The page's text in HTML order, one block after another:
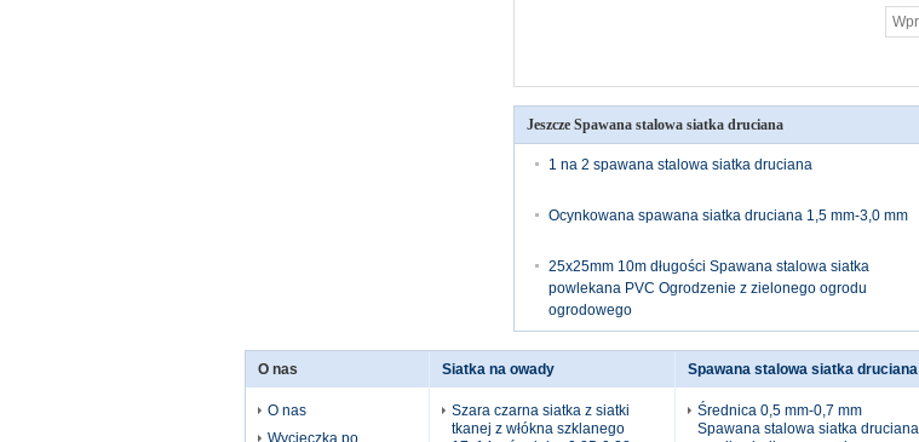
Jeszcze Spawana stalowa siatka druciana
1 na 2 spawana stalowa siatka druciana
Ocynkowana spawana siatka druciana 1,5 mm-3,0 mm
25x25mm 10m długości Spawana stalowa siatka
powlekana PVC Ogrodzenie z zielonego ogrodu
ogrodowego
O nas
O nas
Wycieczka po
Siatka na owady
Szara czarna siatka z siatki
tkanej z włókna szklanego
Spawana stalowa siatka druciana
Średnica 0,5 mm-0,7 mm
Spawana stalowa siatka druciana